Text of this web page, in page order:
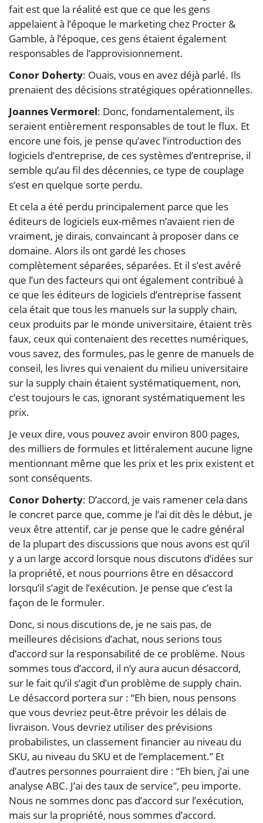
fait est que la réalité est que ce que les gens
appelaient à l’époque le marketing chez Procter &
Gamble, à l’époque, ces gens étaient également
responsables de l’approvisionnement.
Conor Doherty: Ouais, vous en avez déjà parlé. Ils
prenaient des décisions stratégiques opérationnelles.
Joannes Vermorel: Donc, fondamentalement, ils
seraient entièrement responsables de tout le flux. Et
encore une fois, je pense qu’avec l’introduction des
logiciels d’entreprise, de ces systèmes d’entreprise, il
semble qu’au fil des décennies, ce type de couplage
s’est en quelque sorte perdu.
Et cela a été perdu principalement parce que les
éditeurs de logiciels eux-mêmes n’avaient rien de
vraiment, je dirais, convaincant à proposer dans ce
domaine. Alors ils ont gardé les choses
complètement séparées, séparées. Et il s’est avéré
que l’un des facteurs qui ont également contribué à
ce que les éditeurs de logiciels d’entreprise fassent
cela était que tous les manuels sur la supply chain,
ceux produits par le monde universitaire, étaient très
faux, ceux qui contenaient des recettes numériques,
vous savez, des formules, pas le genre de manuels de
conseil, les livres qui venaient du milieu universitaire
sur la supply chain étaient systématiquement, non,
c’est toujours le cas, ignorant systématiquement les
prix.
Je veux dire, vous pouvez avoir environ 800 pages,
des milliers de formules et littéralement aucune ligne
mentionnant même que les prix et les prix existent et
sont conséquents.
Conor Doherty: D’accord, je vais ramener cela dans
le concret parce que, comme je l’ai dit dès le début, je
veux être attentif, car je pense que le cadre général
de la plupart des discussions que nous avons est qu’il
y a un large accord lorsque nous discutons d’idées sur
la propriété, et nous pourrions être en désaccord
lorsqu’il s’agit de l’exécution. Je pense que c’est la
façon de le formuler.
Donc, si nous discutions de, je ne sais pas, de
meilleures décisions d’achat, nous serions tous
d’accord sur la responsabilité de ce problème. Nous
sommes tous d’accord, il n’y aura aucun désaccord,
sur le fait qu’il s’agit d’un problème de supply chain.
Le désaccord portera sur : “Eh bien, nous pensons
que vous devriez peut-être prévoir les délais de
livraison. Vous devriez utiliser des prévisions
probabilistes, un classement financier au niveau du
SKU, au niveau du SKU et de l’emplacement.” Et
d’autres personnes pourraient dire : “Eh bien, j’ai une
analyse ABC. J’ai des taux de service”, peu importe.
Nous ne sommes donc pas d’accord sur l’exécution,
mais sur la propriété, nous sommes d’accord.